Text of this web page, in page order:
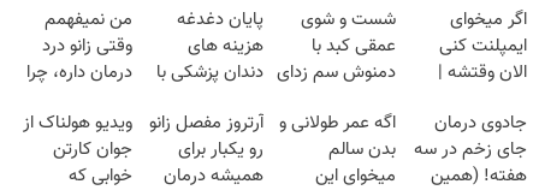
اگر میخوای
ایمپلنت کنی
الان وقتشه |
میلیون تومان!!!
شست و شوی
عمقی کبد با
دمنوش سم زدای
پایان دغدغه
هزینه های
دندان پزشکی با
خانگی
من نمیفهمم
وقتی زانو درد
درمان داره، چرا
تحمل میکنی؟❗
جادوی درمان
جای زخم در سه
هفته! (همین
اگه عمر طولانی و
بدن سالم
میخوای این
آرتروز مفصل زانو
رو یکبار برای
همیشه درمان
ویدیو هولناک از
جوان کارتن
خوابی که